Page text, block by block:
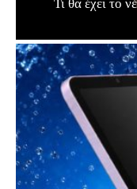
Τι θα έχει το